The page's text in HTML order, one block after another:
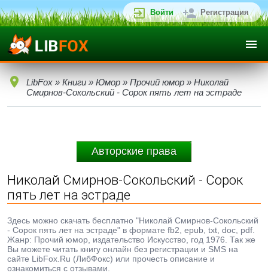
Войти Регистрация
LibFox » Книги » Юмор » Прочий юмор » Николай
Смирнов-Сокольский - Сорок пять лет на эстраде
Авторские права
Николай Смирнов-Сокольский - Сорок
пять лет на эстраде
Здесь можно скачать бесплатно "Николай Смирнов-Сокольский
- Сорок пять лет на эстраде" в формате fb2, epub, txt, doc, pdf.
Жанр: Прочий юмор, издательство Искусство, год 1976. Так же
Вы можете читать книгу онлайн без регистрации и SMS на
сайте LibFox.Ru (ЛибФокс) или прочесть описание и
ознакомиться с отзывами.